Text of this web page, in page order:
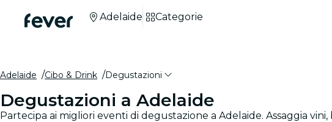
Adelaide Categorie
Adelaide Cibo & Drink Degustazioni
Degustazioni a Adelaide
Partecipa ai migliori eventi di degustazione a Adelaide. Assaggia